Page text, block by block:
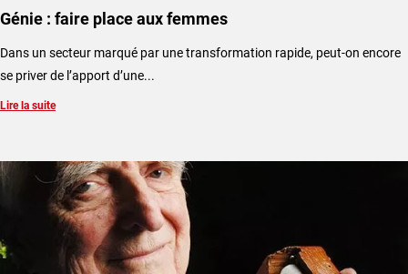
Génie : faire place aux femmes
Dans un secteur marqué par une transformation rapide, peut-on encore
se priver de l’apport d’une...
Lire la suite